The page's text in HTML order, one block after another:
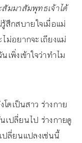
มมาสัมพุทธเจ้าได้
รู้สึกสบายใจเมื่อแม่
ม่อยากจะเถียงแม่
พิ่งเข้าใจว่าทำไม
ตเป็นสาว ร่างกาย
เปลี่ยนไป ร่างกายดู
ลี่ยนแปลงเช่นนี้